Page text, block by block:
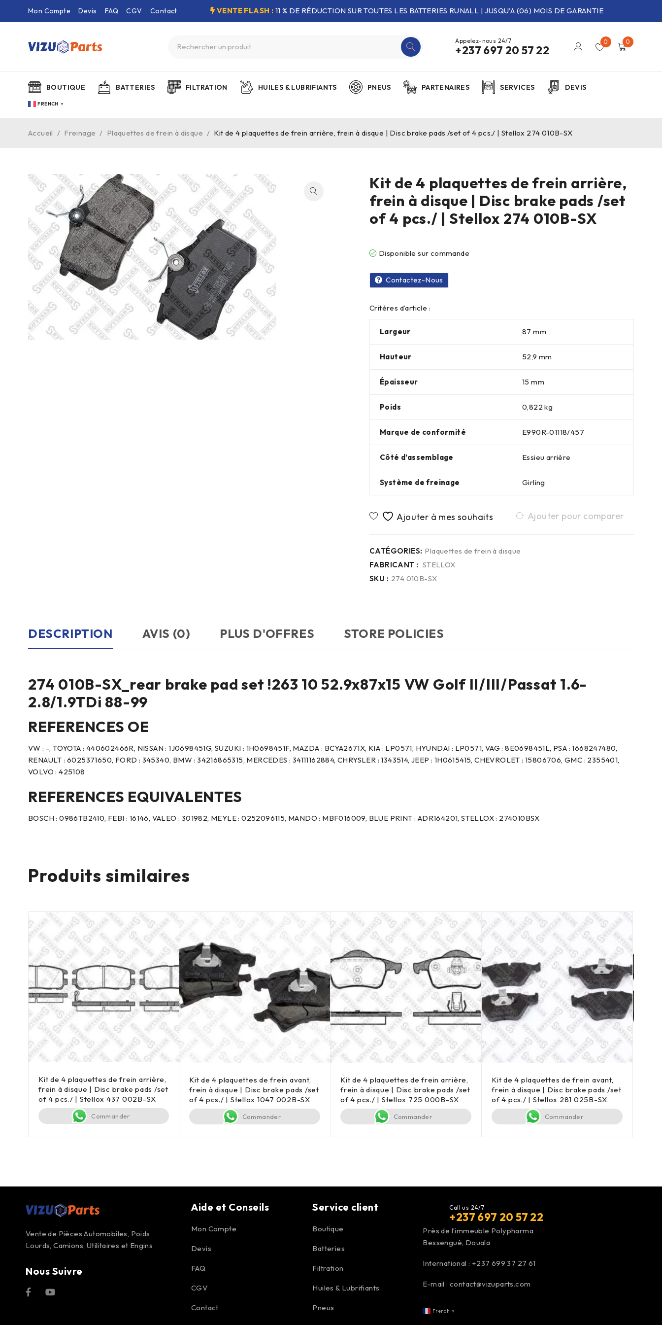
Mon Compte Devis FAQ CGV Contact VENTE FLASH : 11 % DE RÉDUCTION SUR TOUTES LES BATTERIES RUNALL | JUSQU'A (06) MOIS DE GARANTIE
Appelez-nous 24/7
+237 697 20 57 22
0 0
BOUTIQUE BATTERIES FILTRATION HUILES & LUBRIFIANTS PNEUS PARTENAIRES SERVICES DEVIS
FRENCH ▼
Accueil / Freinage / Plaquettes de frein à disque / Kit de 4 plaquettes de frein arrière, frein à disque | Disc brake pads /set of 4 pcs./ | Stellox 274 010B-SX
Kit de 4 plaquettes de frein arrière,
frein à disque | Disc brake pads /set
of 4 pcs./ | Stellox 274 010B-SX
Disponible sur commande
Contactez-Nous
Critères d’article :
Largeur 87 mm
Hauteur 52,9 mm
Épaisseur 15 mm
Poids 0,822 kg
Marque de conformité E990R-01118/457
Côté d’assemblage Essieu arrière
Système de freinage Girling
Ajouter pour comparer
CATÉGORIES: Plaquettes de frein à disque
FABRICANT : STELLOX
SKU : 274 010B-SX
DESCRIPTION AVIS (0) PLUS D'OFFRES STORE POLICIES
274 010B-SX_rear brake pad set !263 10 52.9x87x15 VW Golf II/III/Passat 1.6-
2.8/1.9TDi 88-99
REFERENCES OE
VW : -, TOYOTA : 440602466R, NISSAN : 1J0698451G, SUZUKI : 1H0698451F, MAZDA : BCYA2671X, KIA : LP0571, HYUNDAI : LP0571, VAG : 8E0698451L, PSA : 1668247480,
RENAULT : 6025371650, FORD : 345340, BMW : 34216865315, MERCEDES : 34111162884, CHRYSLER : 1343514, JEEP : 1H0615415, CHEVROLET : 15806706, GMC : 2355401,
VOLVO : 425108
REFERENCES EQUIVALENTES
BOSCH : 0986TB2410, FEBI : 16146, VALEO : 301982, MEYLE : 0252096115, MANDO : MBF016009, BLUE PRINT : ADR164201, STELLOX : 274010BSX
Produits similaires
Kit de 4 plaquettes de frein arrière,
frein à disque | Disc brake pads /set
of 4 pcs./ | Stellox 437 002B-SX
Commander
Kit de 4 plaquettes de frein avant,
frein à disque | Disc brake pads /set
of 4 pcs./ | Stellox 1047 002B-SX
Commander
Kit de 4 plaquettes de frein arrière,
frein à disque | Disc brake pads /set
of 4 pcs./ | Stellox 725 000B-SX
Commander
Kit de 4 plaquettes de frein avant,
frein à disque | Disc brake pads /set
of 4 pcs./ | Stellox 281 025B-SX
Commander
Vente de Pièces Automobiles, Poids
Lourds, Camions, Utilitaires et Engins
Nous Suivre
Aide et Conseils
Mon Compte
Devis
FAQ
CGV
Contact
Service client
Boutique
Batteries
Filtration
Huiles & Lubrifiants
Pneus
Call us 24/7
+237 697 20 57 22
Près de l’immeuble Polypharma
Bessenguè, Douala
International : +237 699 37 27 61
E-mail : contact@vizuparts.com
French ▼